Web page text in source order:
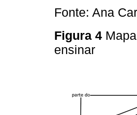
Fonte: Ana
Figura 4
ensinar